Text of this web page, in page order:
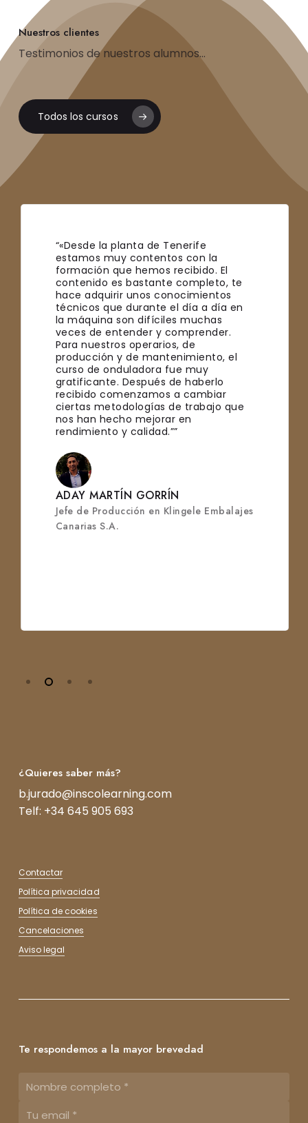
Nuestros clientes
Testimonios de nuestros alumnos...
Todos los cursos
“«La formación ha sido siempre de
MUCHÍSIMA UTILIDAD. Considero
muchos de nosotros hemos
conocer con bastante
coherencia los conceptos más
importantes en ambos procesos,
lo que siempre usamos tus
notas como fuente muy
de referencia para refrescar
conceptos fundamentales y
problemas.»”
DIETER CARRANZA
¿Quieres saber más?
b.jurado@inscolearning.com
Telf: +34 645 905 693
Contactar
Política privacidad
Política de cookies
Cancelaciones
Aviso legal
Te respondemos a la mayor brevedad